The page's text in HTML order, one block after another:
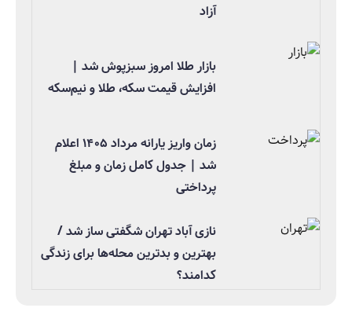
آزاد
بازار طلا امروز سبزپوش شد |
افزایش قیمت سکه، طلا و نیم‌سکه
زمان واریز یارانه مرداد ۱۴۰۵ اعلام
شد | جدول کامل زمان و مبلغ
پرداختی
نازی آباد تهران شگفتی ساز شد /
بهترین و بدترین محله‌ها برای زندگی
کدامند؟